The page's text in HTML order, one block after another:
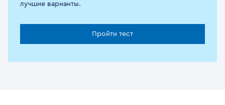
лучшие варианты.
Пройти тест